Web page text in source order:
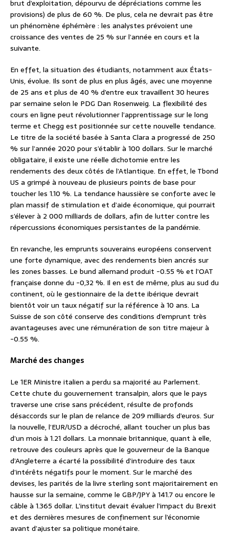
brut d’exploitation, dépourvu de dépréciations comme les
provisions) de plus de 60 %. De plus, cela ne devrait pas être
un phénomène éphémère : les analystes prévoient une
croissance des ventes de 25 % sur l’année en cours et la
suivante.
En effet, la situation des étudiants, notamment aux États-
Unis, évolue. Ils sont de plus en plus âgés, avec une moyenne
de 25 ans et plus de 40 % d’entre eux travaillent 30 heures
par semaine selon le PDG Dan Rosenweig. La flexibilité des
cours en ligne peut révolutionner l’apprentissage sur le long
terme et Chegg est positionnée sur cette nouvelle tendance.
Le titre de la société basée à Santa Clara a progressé de 250
% sur l’année 2020 pour s’établir à 100 dollars. Sur le marché
obligataire, il existe une réelle dichotomie entre les
rendements des deux côtés de l’Atlantique. En effet, le Tbond
US a grimpé à nouveau de plusieurs points de base pour
toucher les 1.10 %. La tendance haussière se conforte avec le
plan massif de stimulation et d’aide économique, qui pourrait
s’élever à 2 000 milliards de dollars, afin de lutter contre les
répercussions économiques persistantes de la pandémie.
En revanche, les emprunts souverains européens conservent
une forte dynamique, avec des rendements bien ancrés sur
les zones basses. Le bund allemand produit -0.55 % et l’OAT
française donne du -0,32 %. Il en est de même, plus au sud du
continent, où le gestionnaire de la dette ibérique devrait
bientôt voir un taux négatif sur la référence à 10 ans. La
Suisse de son côté conserve des conditions d’emprunt très
avantageuses avec une rémunération de son titre majeur à
-0.55 %.
Marché des changes
Le 1ER Ministre italien a perdu sa majorité au Parlement.
Cette chute du gouvernement transalpin, alors que le pays
traverse une crise sans précédent, résulte de profonds
désaccords sur le plan de relance de 209 milliards d’euros. Sur
la nouvelle, l’EUR/USD a décroché, allant toucher un plus bas
d’un mois à 1.21 dollars. La monnaie britannique, quant à elle,
retrouve des couleurs après que le gouverneur de la Banque
d’Angleterre a écarté la possibilité d’introduire des taux
d’intérêts négatifs pour le moment. Sur le marché des
devises, les parités de la livre sterling sont majoritairement en
hausse sur la semaine, comme le GBP/JPY à 141.7 ou encore le
câble à 1.365 dollar. L’institut devait évaluer l’impact du Brexit
et des dernières mesures de confinement sur l’économie
avant d’ajuster sa politique monétaire.